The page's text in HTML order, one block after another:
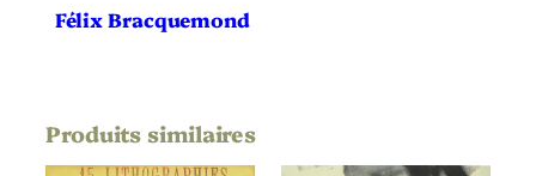
Largeur du
État Définitif
Félix Bracquemond
Produits similaires